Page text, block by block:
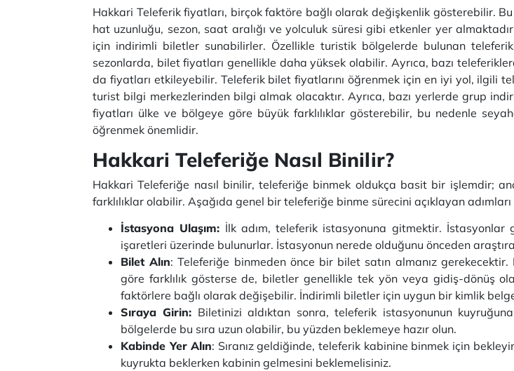
Hakkari Teleferik fiyatları, birçok faktöre bağlı olarak değişkenlik gösterebilir.
hat uzunluğu, sezon, saat aralığı ve yolculuk süresi gibi etkenler yer
için indirimli biletler sunabilirler. Özellikle turistik bölgelerde bulunan
sezonlarda, bilet fiyatları genellikle daha yüksek olabilir. Ayrıca, bazı
da fiyatları etkileyebilir. Teleferik bilet fiyatlarını öğrenmek için en iyi yol, ilgili
turist bilgi merkezlerinden bilgi almak olacaktır. Ayrıca, bazı yerlerde grup
fiyatları ülke ve bölgeye göre büyük farklılıklar gösterebilir, bu nedenle
öğrenmek önemlidir.
Hakkari Teleferiğe Nasıl Binilir?
Hakkari Teleferiğe nasıl binilir, teleferiğe binmek oldukça basit bir işlemdir;
farklılıklar olabilir. Aşağıda genel bir teleferiğe binme sürecini açıklayan
İstasyona Ulaşım: İlk adım, teleferik istasyonuna gitmektir.
işaretleri üzerinde bulunurlar. İstasyonun nerede olduğunu önceden
Bilet Alın: Teleferiğe binmeden önce bir bilet satın almanız
göre farklılık gösterse de, biletler genellikle tek yön veya gidiş-dönüş
faktörlere bağlı olarak değişebilir. İndirimli biletler için uygun bir kimlik
Sıraya Girin: Biletinizi aldıktan sonra, teleferik istasyonunun
bölgelerde bu sıra uzun olabilir, bu yüzden beklemeye hazır olun.
Kabinde Yer Alın: Sıranız geldiğinde, teleferik kabinine binmek için
kuyrukta beklerken kabinin gelmesini beklemelisiniz.